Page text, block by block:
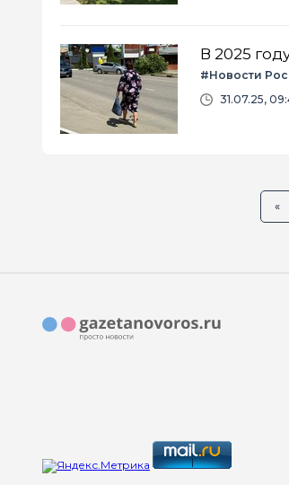
В 2025
#Новости
31.07.25,
«